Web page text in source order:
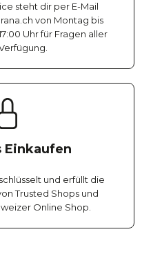
steht dir per E-Mail
von Montag bis
Uhr für Fragen aller
Einkaufen
und erfüllt die
Trusted Shops und
Online Shop.